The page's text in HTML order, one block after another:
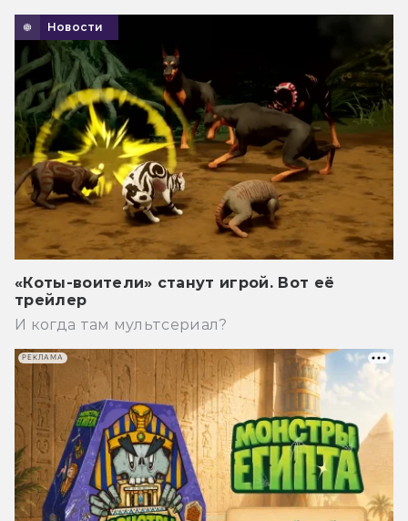
Новости
«Коты-воители» станут игрой. Вот её
трейлер
И когда там мультсериал?
РЕКЛАМА